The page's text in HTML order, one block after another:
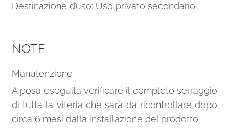
Destinazione d’uso: Uso privato secondario
NOTE
Manutenzione
A posa eseguita verificare il completo serraggio
di tutta la viteria che sarà da ricontrollare dopo
circa 6 mesi dalla installazione del prodotto.